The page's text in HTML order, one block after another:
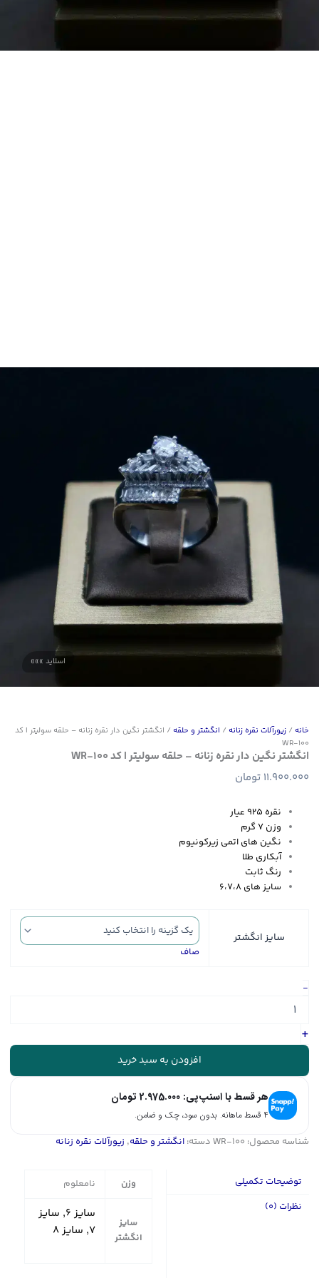
خانه / زیورآلات نقره زنانه / انگشتر و حلقه / انگشتر نگین دار نقره زنانه – حلقه سولیتر | کد
WR-100
انگشتر نگین دار نقره زنانه – حلقه سولیتر | کد WR-100
11.900.000 تومان
نقره ۹۲۵ عیار
وزن ۷ گرم
نگین های اتمی زیرکونیوم
آبکاری طلا
رنگ ثابت
سایز های ۶،۷،۸
سایز انگشتر
صاف
-
نگین
دار
نقره
زنانه
حلقه
سولیتر
کد
100
+
افزودن به سبد خرید
هر قسط با اسنپ‌پی: 2.975.000 تومان
۴ قسط ماهانه. بدون سود، چک و ضامن.
شناسه محصول: WR-100 دسته: انگشتر و حلقه, زیورآلات نقره زنانه
توضیحات تکمیلی
نظرات (0)
وزن نامعلوم
سایز
انگشتر
سایز ۶, سایز
۷, سایز ۸